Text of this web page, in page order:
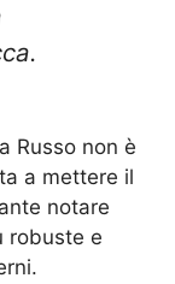
Russo non è
a mettere il
notare
robuste e